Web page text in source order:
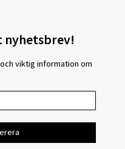
nyhetsbrev!
viktig information om